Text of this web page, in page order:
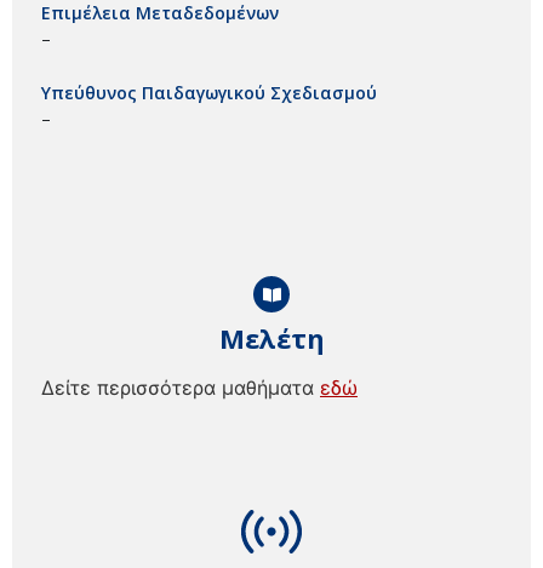
Μελέτη
Δείτε περισσότερα μαθήματα εδώ
Επιμέλεια Μεταδεδομένων
–
Υπεύθυνος Παιδαγωγικού Σχεδιασμού
–